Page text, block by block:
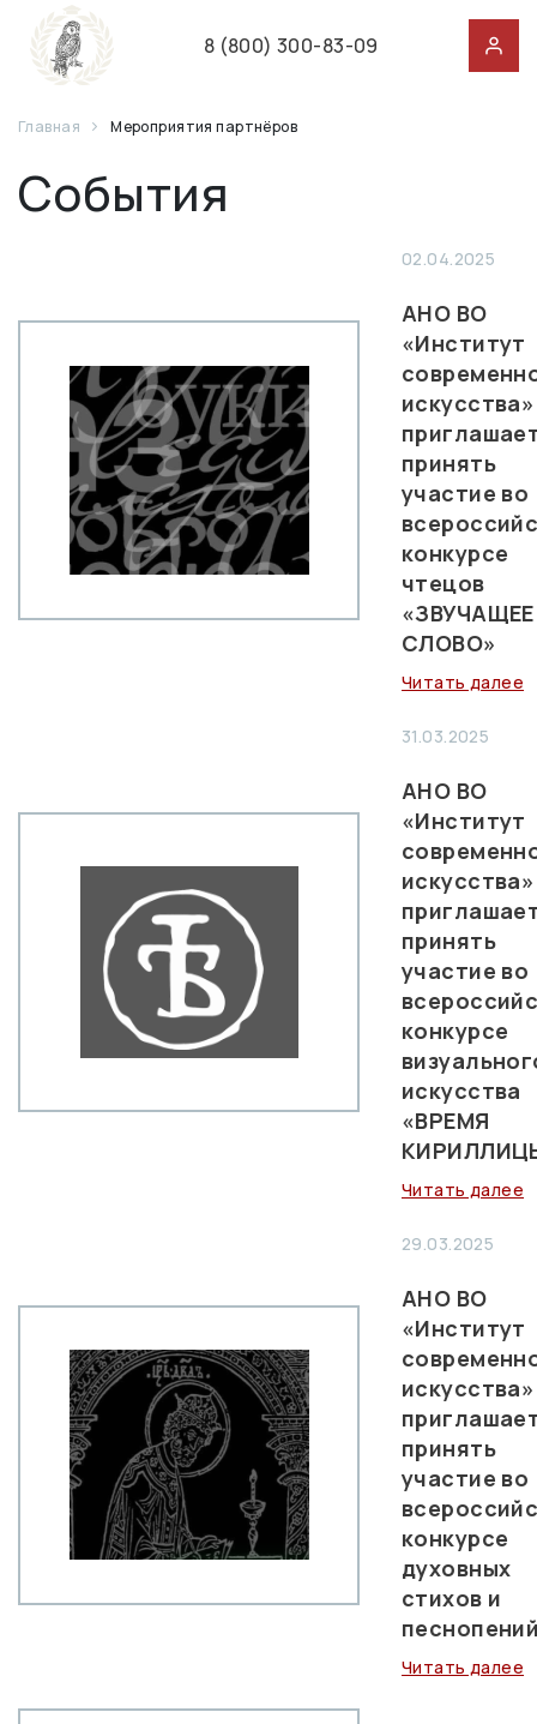
8 (800) 300-83-09
Главная Мероприятия партнёров
События
02.04.2025
АНО ВО
«Институт
искусства»
принять
участие во
конкурсе
чтецов
«ЗВУЧАЩЕЕ
СЛОВО»
Читать далее
31.03.2025
АНО ВО
«Институт
искусства»
принять
участие во
конкурсе
искусства
«ВРЕМЯ
Читать далее
29.03.2025
АНО ВО
«Институт
искусства»
принять
участие во
конкурсе
духовных
стихов и
Читать далее